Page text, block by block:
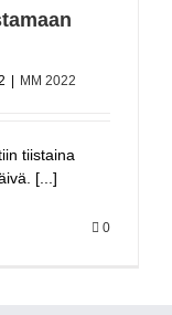
MM 2022
tiistaina
[...]
0